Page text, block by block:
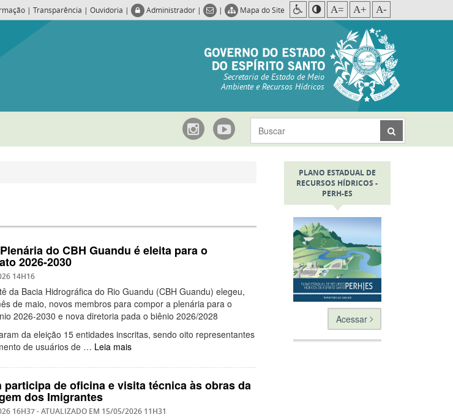
| Transparência | Ouvidoria | Administrador | | Mapa do Site A= A+ A-
Secretaria de Estado de Meio
Ambiente e Recursos Hídricos
do CBH Guandu é eleita para o
2026-2030
14H16
da Bacia Hidrográfica do Rio Guandu (CBH Guandu) elegeu,
de maio, novos membros para compor a plenária para o
2026-2030 e nova diretoria pada o biênio 2026/2028
da eleição 15 entidades inscritas, sendo oito representantes
de usuários de … Leia mais
participa de oficina e visita técnica às obras da
dos Imigrantes
16H37- ATUALIZADO EM 15/05/2026 11H31
PLANO ESTADUAL DE
RECURSOS HÍDRICOS -
PERH-ES
Acessar